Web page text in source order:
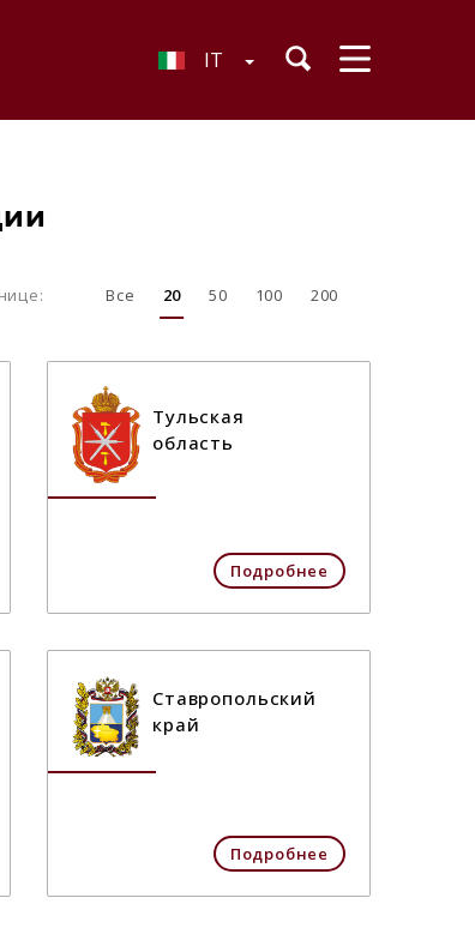
IT
Все 20 50 100 200
Тульская
область
Подробнее
Ставропольский
край
Подробнее